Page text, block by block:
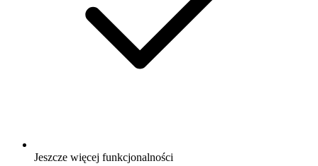
Jeszcze więcej funkcjonalności